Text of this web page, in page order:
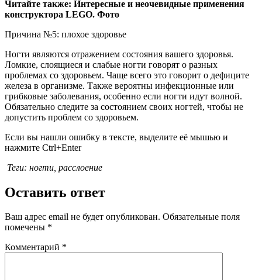
Читайте также: Интересные и неочевидные применения
конструктора LEGO. Фото
Причина №5: плохое здоровье
Ногти являются отражением состояния вашего здоровья.
Ломкие, слоящиеся и слабые ногти говорят о разных
проблемах со здоровьем. Чаще всего это говорит о дефиците
железа в организме. Также вероятны инфекционные или
грибковые заболевания, особенно если ногти идут волной.
Обязательно следите за состоянием своих ногтей, чтобы не
допустить проблем со здоровьем.
Если вы нашли ошибку в тексте, выделите её мышью и
нажмите Ctrl+Enter
Теги: ногти, расслоение
Оставить ответ
Ваш адрес email не будет опубликован. Обязательные поля
помечены *
Комментарий *